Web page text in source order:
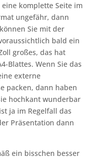
komplette Seite im
ungefähr, dann
Sie mit der
bald ein
großes, das hat
Blattes. Wenn Sie das
externe
packen, dann haben
hochkant wunderbar
ja im Regelfall das
Präsentation dann
ein bisschen besser